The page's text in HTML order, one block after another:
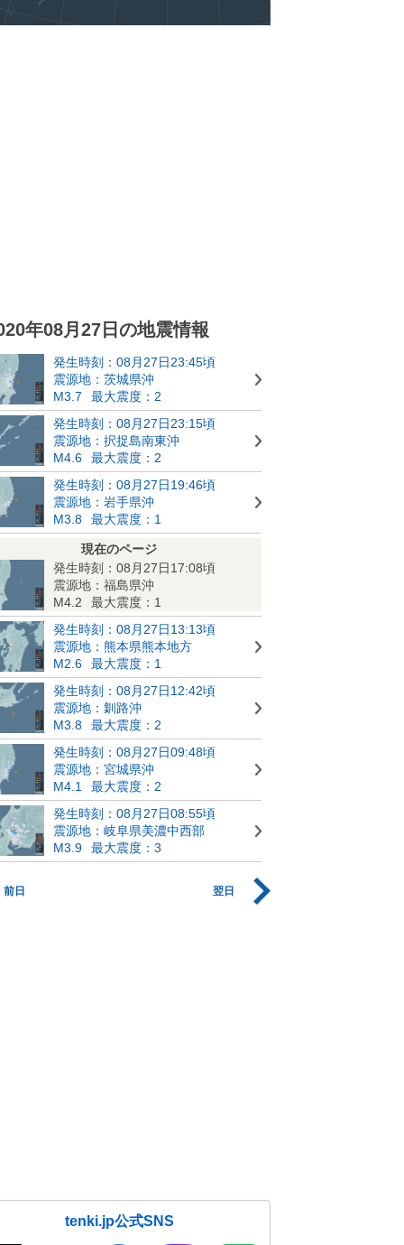
年08月27日の地震情報
発生時刻：08月27日23:45頃
震源地：茨城県沖
M3.7
最大震度：2
発生時刻：08月27日23:15頃
震源地：択捉島南東沖
M4.6
最大震度：2
発生時刻：08月27日19:46頃
震源地：岩手県沖
M3.8
最大震度：1
現在のページ
発生時刻：08月27日17:08頃
震源地：福島県沖
M4.2
最大震度：1
発生時刻：08月27日13:13頃
震源地：熊本県熊本地方
M2.6
最大震度：1
発生時刻：08月27日12:42頃
震源地：釧路沖
M3.8
最大震度：2
発生時刻：08月27日09:48頃
震源地：宮城県沖
M4.1
最大震度：2
発生時刻：08月27日08:55頃
震源地：岐阜県美濃中西部
M3.9
最大震度：3
前日 翌日
tenki.jp公式SNS